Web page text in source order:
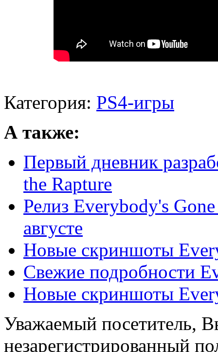
Категория: PS4-игры
А также:
Первый дневник
the Rapture
Релиз Everybody's
августе
Новые скриншоты
Свежие подробности
Новые скриншоты
Уважаемый посетитель,
незарегистрированный